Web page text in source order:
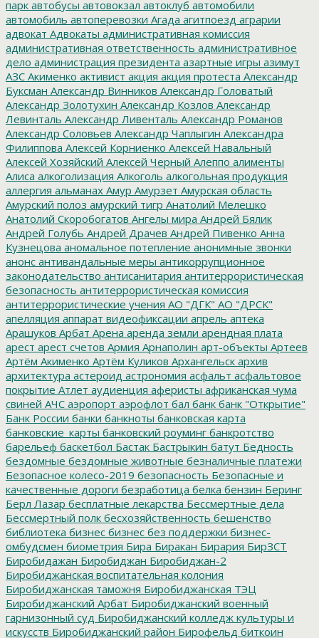
парк автобусы автовокзал автоклуб автомобили
автомобиль автоперевозки Агада агитпоезд аграрии
адвокат Адвокаты административная комиссия
административная ответственность административное
дело администрация президента азартные игры азимут
АЗС Акименко активист акция акция протеста Александр
Буксман Александр Винников Александр Головатый
Александр Золотухин Александр Козлов Александр
Левинталь Александр Ливенталь Александр Романов
Александр Соловьев Александр Чаплыгин Александра
Филиппова Алексей Корниенко Алексей Навальный
Алексей Хозяйский Алексей Черный Алеппо алименты
Алиса алкоголизация Алкоголь алкогольная продукция
аллергия альманах Амур Амурзет Амурская область
Амурский полоз амурский тигр Анатолий Мелешко
Анатолий Скоробогатов Ангелы мира Андрей Бялик
Андрей Голубь Андрей Драчев Андрей Пивенко Анна
Кузнецова аномальное потепление анонимные звонки
анонс антивандальные меры антикоррупционное
законодательство антисанитария антитеррористическая
безопасность антитеррористическая комиссия
антитеррористические учения АО "ДГК" АО "ДРСК"
апелляция аппарат видеофиксации апрель аптека
Арашуков Арбат Арена аренда земли арендная плата
арест арест счетов Армия Арнаполин арт-объекты Артеев
Артём Акименко Артём Куликов Архангельск архив
архитектура астероид астрономия асфальт асфальтовое
покрытие Атлет аудиенция аферисты африканская чума
свиней АЧС аэропорт аэрофлот бал банк банк "Открытие"
Банк России банки банкноты банковская карта
банковские_карты банковский роуминг банкротство
барельеф баскетбол Бастак Бастрыкин батут Бедность
бездомные бездомные животные безналичные платежи
Безопасное колесо-2019 безопасность Безопасные и
качественные дороги безработица белка бензин Беринг
Берл Лазар бесплатные лекарства Бессмертные дела
Бессмертный полк бесхозяйственность бешенство
библиотека бизнес бизнес без поддержки бизнес-
омбудсмен биометрия Бира Биракан Бирария БирЗСТ
Биробидажан Биробиджан Биробиджан-2
Биробиджанская воспитательная колония
Биробиджанская таможня Биробиджанская ТЭЦ
Биробиджанский Арбат Биробиджанский военный
гарнизонный суд Биробиджанский колледж культуры и
искусств Биробиджанский район Бирофельд биткоин